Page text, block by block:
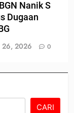
Nanik S
Dugaan
26, 2026 0
CARI